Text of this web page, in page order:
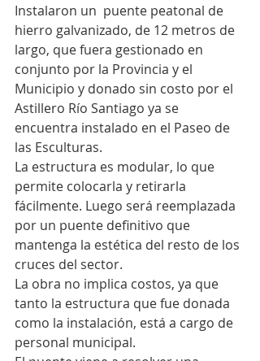
Instalaron un  puente peatonal de
hierro galvanizado, de 12 metros de
largo, que fuera gestionado en
conjunto por la Provincia y el
Municipio y donado sin costo por el
Astillero Río Santiago ya se
encuentra instalado en el Paseo de
las Esculturas.
La estructura es modular, lo que
permite colocarla y retirarla
fácilmente. Luego será reemplazada
por un puente definitivo que
mantenga la estética del resto de los
cruces del sector.
La obra no implica costos, ya que
tanto la estructura que fue donada
como la instalación, está a cargo de
personal municipal.